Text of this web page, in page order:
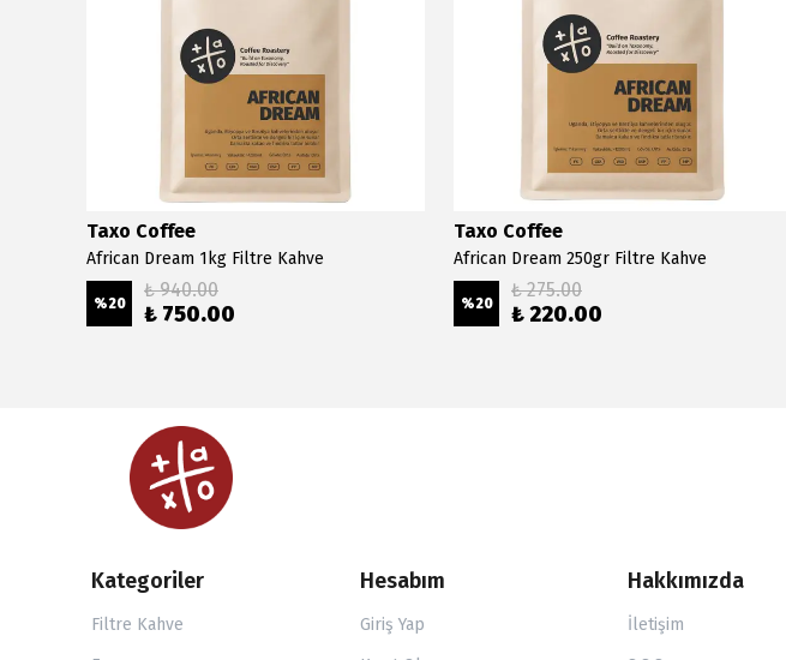
Taxo Coffee
African Dream 1kg Filtre Kahve
%20
₺ 940.00
₺ 750.00
Taxo Coffee
African Dream 250gr Filtre Kahve
%20
₺ 275.00
₺ 220.00
Kategoriler
Filtre Kahve
Hesabım
Giriş Yap
Hakkımızda
İletişim